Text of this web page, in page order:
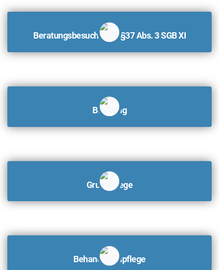
Beratungsbesuch nach §37 Abs. 3 SGB XI
Beratung
Grundpflege
Behandlungspflege